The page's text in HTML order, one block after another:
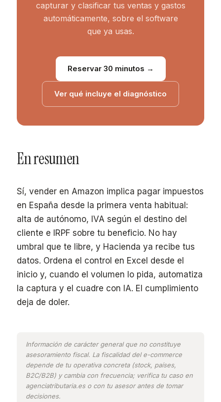
capturar y clasificar tus ventas y gastos
automáticamente, sobre el software
que ya usas.
Reservar 30 minutos →
Ver qué incluye el diagnóstico
En resumen
Sí, vender en Amazon implica pagar impuestos
en España desde la primera venta habitual:
alta de autónomo, IVA según el destino del
cliente e IRPF sobre tu beneficio. No hay
umbral que te libre, y Hacienda ya recibe tus
datos. Ordena el control en Excel desde el
inicio y, cuando el volumen lo pida, automatiza
la captura y el cuadre con IA. El cumplimiento
deja de doler.
Información de carácter general que no constituye
asesoramiento fiscal. La fiscalidad del e-commerce
depende de tu operativa concreta (stock, países,
B2C/B2B) y cambia con frecuencia; verifica tu caso en
agenciatributaria.es o con tu asesor antes de tomar
decisiones.